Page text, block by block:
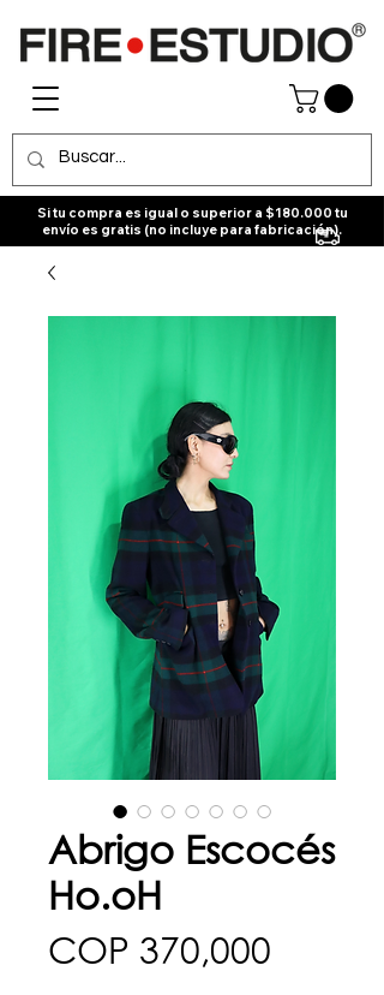
Si tu compra es igual o superior a $180.000 tu
envío es gratis (no incluye para fabricación).
Abrigo Escocés
Ho.oH
COP 370,000